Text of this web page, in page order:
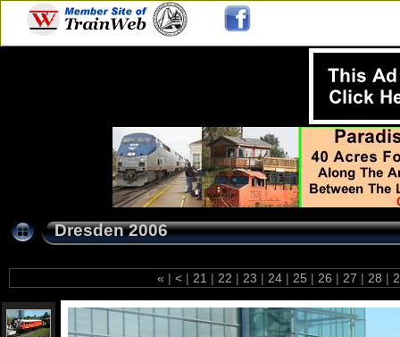
Dresden 2006
« | < | 21 | 22 | 23 | 24 | 25 | 26 | 27 | 28 |